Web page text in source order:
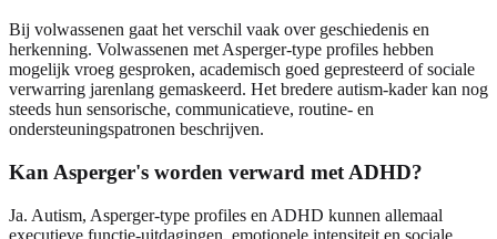
Bij volwassenen gaat het verschil vaak over geschiedenis en
herkenning. Volwassenen met Asperger-type profiles hebben
mogelijk vroeg gesproken, academisch goed gepresteerd of sociale
verwarring jarenlang gemaskeerd. Het bredere autism-kader kan nog
steeds hun sensorische, communicatieve, routine- en
ondersteuningspatronen beschrijven.
Kan Asperger's worden verward met ADHD?
Ja. Autism, Asperger-type profiles en ADHD kunnen allemaal
executieve functie-uitdagingen, emotionele intensiteit en sociale